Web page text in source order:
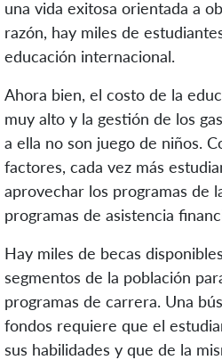
una vida exitosa orientada a
razón, hay miles de
educación internacional.
Ahora bien, el costo de la
muy alto y la gestión de los
a ella no son juego de niños.
factores, cada vez más
aprovechar los programas de
programas de asistencia
Hay miles de becas
segmentos de la población
programas de carrera. Una
fondos requiere que el
sus habilidades y que de la